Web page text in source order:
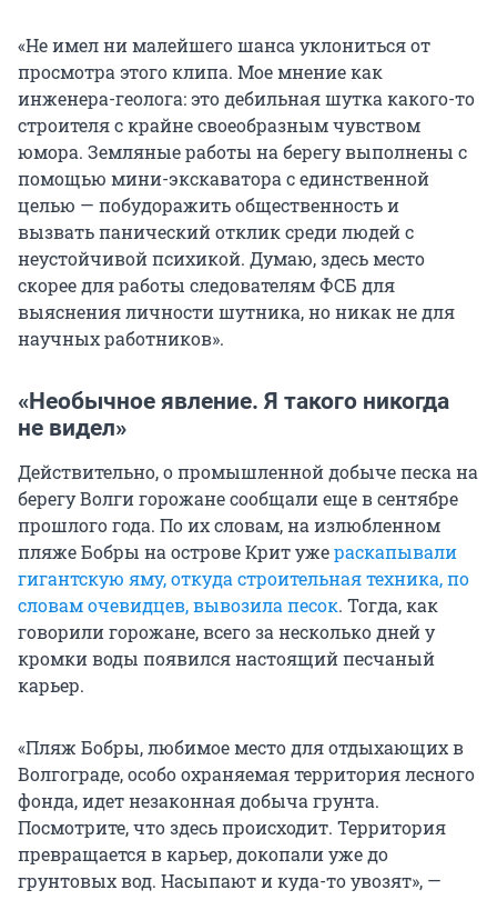
«Не имел ни малейшего шанса уклониться от
просмотра этого клипа. Мое мнение как
инженера-геолога: это дебильная шутка какого-то
строителя с крайне своеобразным чувством
юмора. Земляные работы на берегу выполнены с
помощью мини-экскаватора с единственной
целью — побудоражить общественность и
вызвать панический отклик среди людей с
неустойчивой психикой. Думаю, здесь место
скорее для работы следователям ФСБ для
выяснения личности шутника, но никак не для
научных работников».
«Необычное явление. Я такого никогда
не видел»
Действительно, о промышленной добыче песка на
берегу Волги горожане сообщали еще в сентябре
прошлого года. По их словам, на излюбленном
пляже Бобры на острове Крит ужераскапывали
гигантскую яму, откуда строительная техника, по
словам очевидцев, вывозила песок. Тогда, как
говорили горожане, всего за несколько дней у
кромки воды появился настоящий песчаный
карьер.
«Пляж Бобры, любимое место для отдыхающих в
Волгограде, особо охраняемая территория лесного
фонда, идет незаконная добыча грунта.
Посмотрите, что здесь происходит. Территория
превращается в карьер, докопали уже до
грунтовых вод. Насыпают и куда-то увозят», —